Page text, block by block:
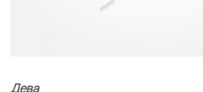
Дева